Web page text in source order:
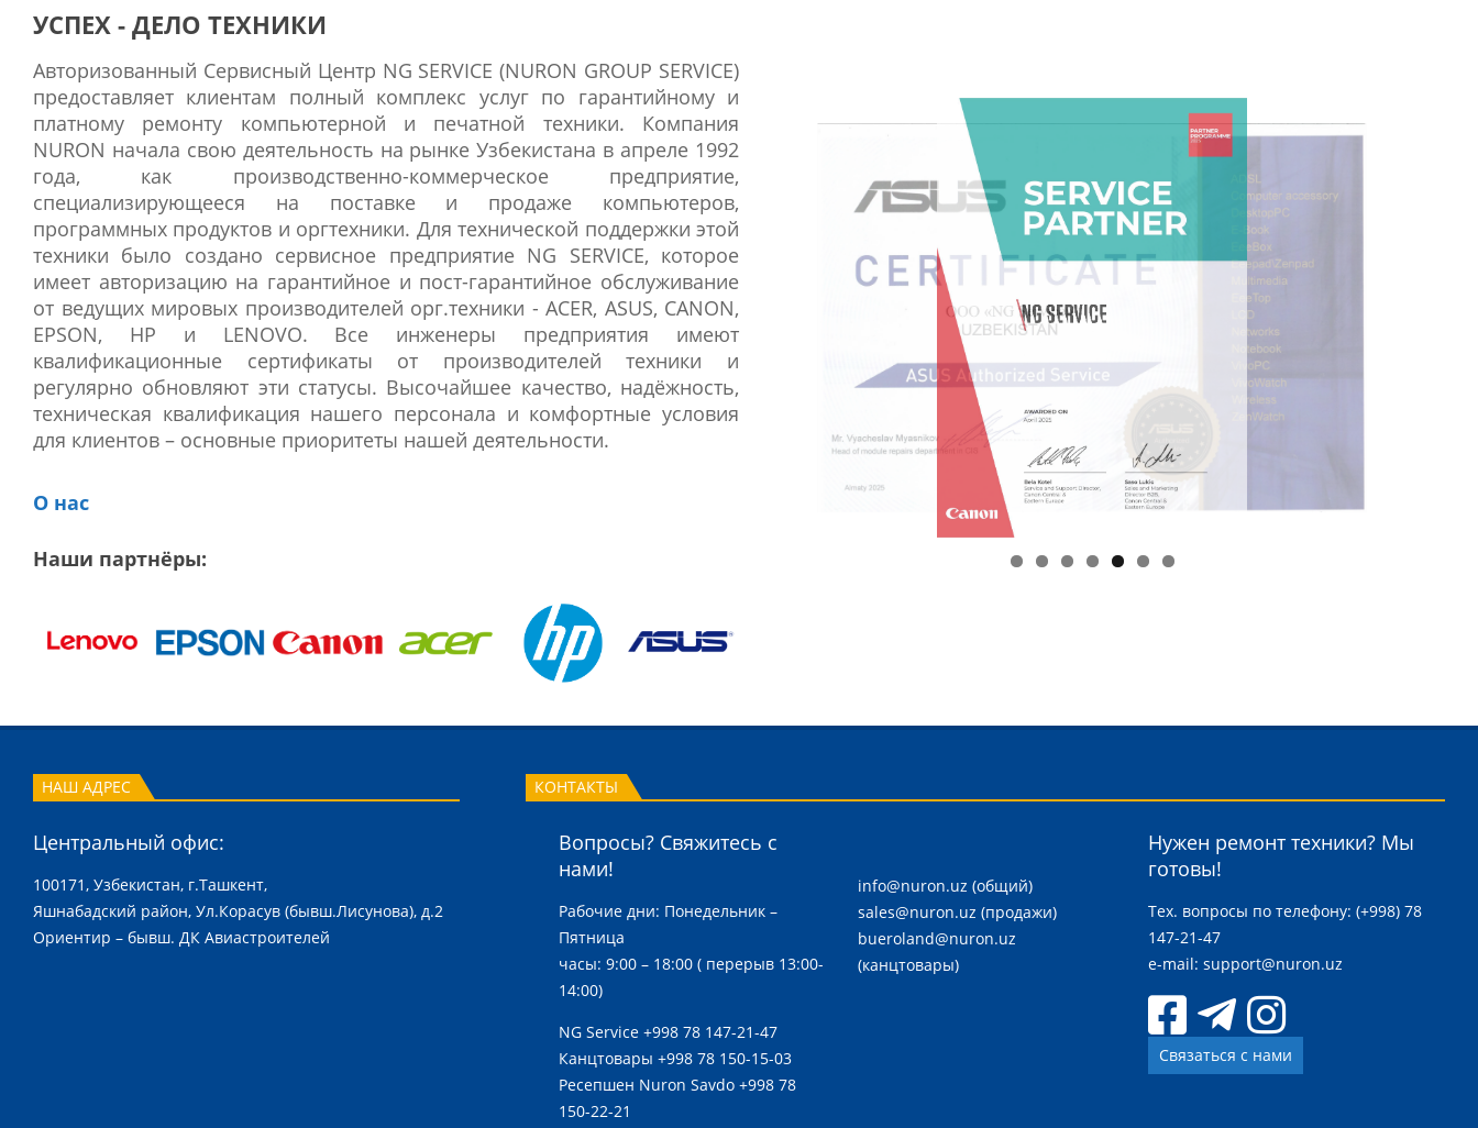
я
A
L
C
O
R
B
I
M
D
A
Y
2
1
9
УСПЕХ - ДЕЛО ТЕХНИКИ
Авторизованный Сервисный Центр NG SERVICE (NURON GROUP SERVICE)
предоставляет клиентам полный комплекс услуг по гарантийному и
платному ремонту компьютерной и печатной техники. Компания
NURON начала свою деятельность на рынке Узбекистана в апреле 1992
года, как производственно-коммерческое предприятие,
специализирующееся на поставке и продаже компьютеров,
программных продуктов и оргтехники. Для технической поддержки этой
техники было создано сервисное предприятие NG SERVICE, которое
имеет авторизацию на гарантийное и пост-гарантийное обслуживание
от ведущих мировых производителей орг.техники - ACER, ASUS, CANON,
EPSON, HP и LENOVO. Все инженеры предприятия имеют
квалификационные сертификаты от производителей техники и
регулярно обновляют эти статусы. Высочайшее качество, надёжность,
техническая квалификация нашего персонала и комфортные условия
для клиентов – основные приоритеты нашей деятельности.
О нас
Наши партнёры:
НАШ АДРЕС
Центральный офис:
100171, Узбекистан, г.Ташкент,
Яшнабадский район, Ул.Корасув (бывш.Лисунова), д.2
Ориентир – бывш. ДК Авиастроителей
КОНТАКТЫ
Вопросы? Свяжитесь с
нами!
Рабочие дни: Понедельник –
Пятница
часы: 9:00 – 18:00 ( перерыв 13:00-
14:00)
NG Service +998 78 147-21-47
Канцтовары +998 78 150-15-03
Ресепшен Nuron Savdo +998 78
150-22-21
info@nuron.uz (общий)
sales@nuron.uz (продажи)
bueroland@nuron.uz
(канцтовары)
Нужен ремонт техники? Мы
готовы!
Тех. вопросы по телефону: (+998) 78
147-21-47
e-mail: support@nuron.uz
Связаться с нами